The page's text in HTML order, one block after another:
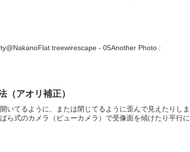
treewirescape - 05Another Photo :
（アオリ補正）
いてるように、または閉じてるように歪んで見えたりしま
ら式のカメラ（ビューカメラ）で受像面を傾けたり平行に